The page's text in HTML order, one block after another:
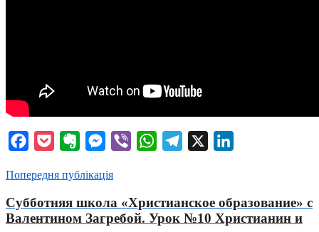
Facebook
Pocket EvernoteMessenger
Viber WhatsAppTelegram
Попередня публікація
Субботняя школа «Христианское образование» с
Валентином Загребой. Урок №10 Христианин и